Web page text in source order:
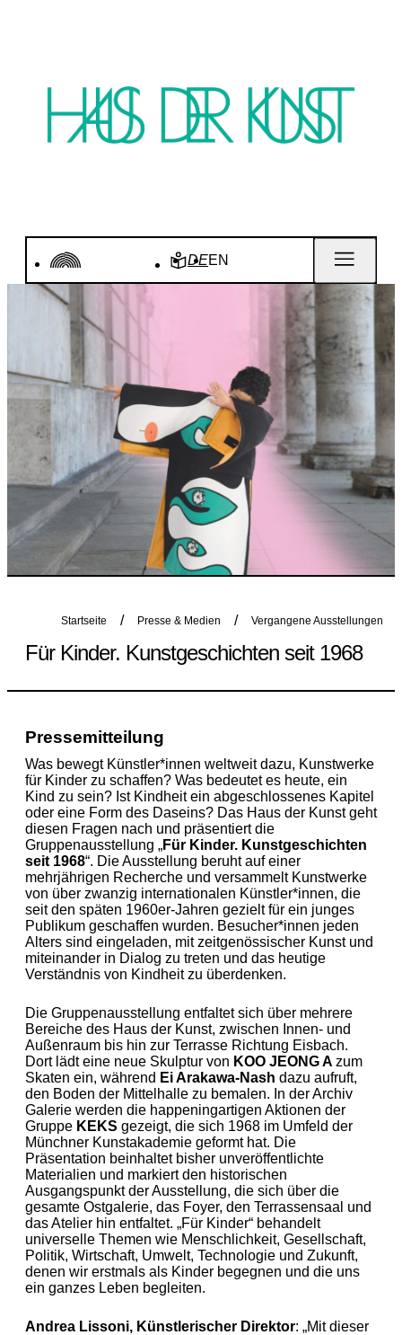
DEEN
Startseite Presse & Medien Vergangene Ausstellungen
Für Kinder. Kunstgeschichten seit 1968
Pressemitteilung
Was bewegt Künstler*innen weltweit dazu, Kunstwerke
für Kinder zu schaffen? Was bedeutet es heute, ein
Kind zu sein? Ist Kindheit ein abgeschlossenes Kapitel
oder eine Form des Daseins? Das Haus der Kunst geht
diesen Fragen nach und präsentiert die
Gruppenausstellung „Für Kinder. Kunstgeschichten
seit 1968“. Die Ausstellung beruht auf einer
mehrjährigen Recherche und versammelt Kunstwerke
von über zwanzig internationalen Künstler*innen, die
seit den späten 1960er-Jahren gezielt für ein junges
Publikum geschaffen wurden. Besucher*innen jeden
Alters sind eingeladen, mit zeitgenössischer Kunst und
miteinander in Dialog zu treten und das heutige
Verständnis von Kindheit zu überdenken.
Die Gruppenausstellung entfaltet sich über mehrere
Bereiche des Haus der Kunst, zwischen Innen- und
Außenraum bis hin zur Terrasse Richtung Eisbach.
Dort lädt eine neue Skulptur von KOO JEONG A zum
Skaten ein, während Ei Arakawa-Nash dazu aufruft,
den Boden der Mittelhalle zu bemalen. In der Archiv
Galerie werden die happeningartigen Aktionen der
Gruppe KEKS gezeigt, die sich 1968 im Umfeld der
Münchner Kunstakademie geformt hat. Die
Präsentation beinhaltet bisher unveröffentlichte
Materialien und markiert den historischen
Ausgangspunkt der Ausstellung, die sich über die
gesamte Ostgalerie, das Foyer, den Terrassensaal und
das Atelier hin entfaltet. „Für Kinder“ behandelt
universelle Themen wie Menschlichkeit, Gesellschaft,
Politik, Wirtschaft, Umwelt, Technologie und Zukunft,
denen wir erstmals als Kinder begegnen und die uns
ein ganzes Leben begleiten.
Andrea Lissoni, Künstlerischer Direktor: „Mit dieser